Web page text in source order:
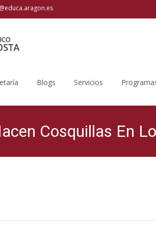
Blogs Servicios
Cosquillas En